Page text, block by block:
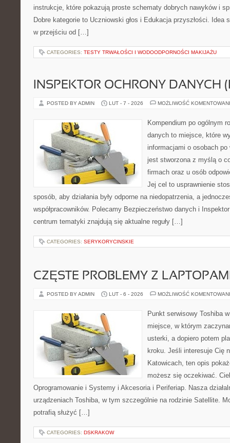
instrukcje, które pokazują proste schematy dobrych nawyków i
Dobre kategorie to Uczniowski głos i Edukacja przyszłości. Idea
w przejściu od […]
CATEGORIES: TESTY TRWAŁOŚCI I WODOODPORNOŚCI MAKIJAŻU
INSPEKTOR OCHRONY DANYCH
POSTED BY ADMIN LUT - 7 - 2026 MOŻLIWOŚĆ
Kompendium po ogólnym
danych to miejsce, które
informacjami o osobach
jest stworzona z myślą o
firmach oraz u osób
Jej cel to usprawnienie
sposób, aby działania były odporne na niedopatrzenia, a
współpracowników. Polecamy Bezpieczeństwo danych i
centrum tematyki znajdują się aktualne reguły […]
CATEGORIES: SERYKORYCINSKIE
CZĘSTE PROBLEMY Z
POSTED BY ADMIN LUT - 6 - 2026 MOŻLIWOŚĆ
Punkt serwisowy Toshiba
miejsce, w którym
usterki, a dopiero potem
kroku. Jeśli interesuje Cię
Katowicach, ten opis
możesz się oczekiwać.
Oprogramowanie i Systemy i Akcesoria i Periferiap. Nasza
urządzeniach Toshiba, w tym szczególnie na rodzinie Satellite.
potrafią służyć […]
CATEGORIES: DSKRAKOW